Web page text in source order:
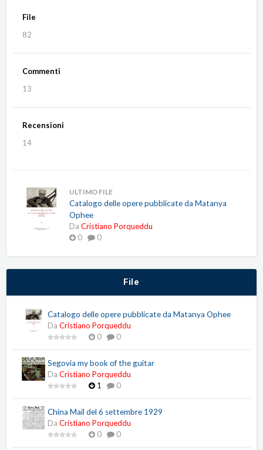
File
82
Commenti
13
Recensioni
14
ULTIMO FILE
Catalogo delle opere pubblicate da Matanya
Ophee
Da Cristiano Porqueddu
0
0
File
Catalogo delle opere pubblicate da Matanya Ophee
Da Cristiano Porqueddu
0
0
Segovia my book of the guitar
Da Cristiano Porqueddu
1
0
China Mail del 6 settembre 1929
Da Cristiano Porqueddu
0
0